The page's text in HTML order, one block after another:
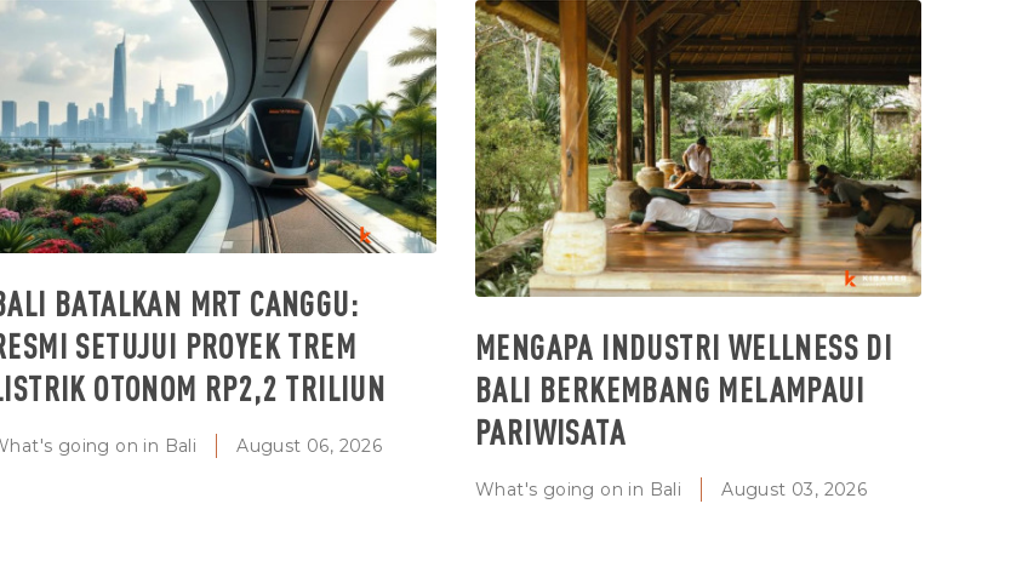
BATALKAN MRT CANGGU:
SETUJUI PROYEK TREM
OTONOM RP2,2 TRILIUN
going on in Bali August 06, 2026
MENGAPA INDUSTRI WELLNESS DI
BALI BERKEMBANG MELAMPAUI
PARIWISATA
What's going on in Bali August 03, 2026